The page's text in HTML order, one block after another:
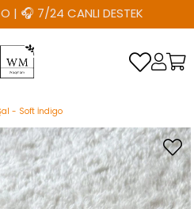
| 🎧 7/24 CANLI DESTEK
- Soft İndigo